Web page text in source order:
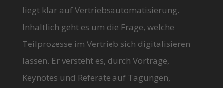
liegt klar auf Vertriebsautomatisierung.
Inhaltlich geht es um die Frage, welche
Teilprozesse im Vertrieb sich digitalisieren
lassen. Er versteht es, durch Vorträge,
Keynotes und Referate auf Tagungen,